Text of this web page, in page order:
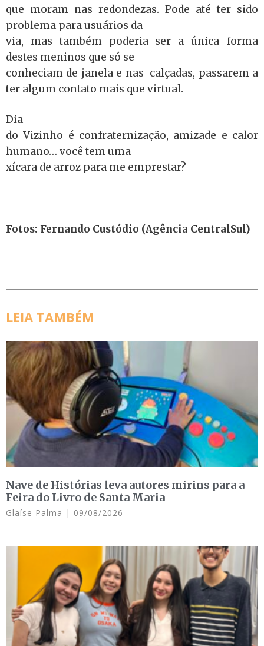
que moram nas redondezas. Pode até ter sido
problema para usuários da
via, mas também poderia ser a única forma
destes meninos que só se
conheciam de janela e nas calçadas, passarem a
ter algum contato mais que virtual.
Dia
do Vizinho é confraternização, amizade e calor
humano… você tem uma
xícara de arroz para me emprestar?
Fotos: Fernando Custódio (Agência CentralSul)
LEIA TAMBÉM
Nave de Histórias leva autores mirins para a
Feira do Livro de Santa Maria
Glaíse Palma 09/08/2026